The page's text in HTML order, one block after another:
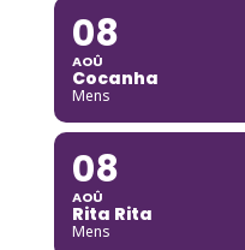
08
AOÛ
Cocanha
Mens
08
AOÛ
Rita Rita
Mens